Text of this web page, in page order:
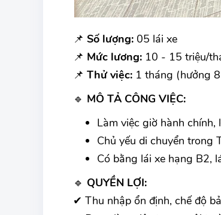
📌 Số lượng: 05 lái xe
📌 Mức lương: 10 - 15 triệu/
📌 Thử việc: 1 tháng (hưởng
🔹 MÔ TẢ CÔNG VIỆC:
Làm việc giờ hành
Chủ yếu di chuyển trong
Có bằng lái xe hạng B2,
🔹 QUYỀN LỢI:
✔ Thu nhập ổn định, chế độ